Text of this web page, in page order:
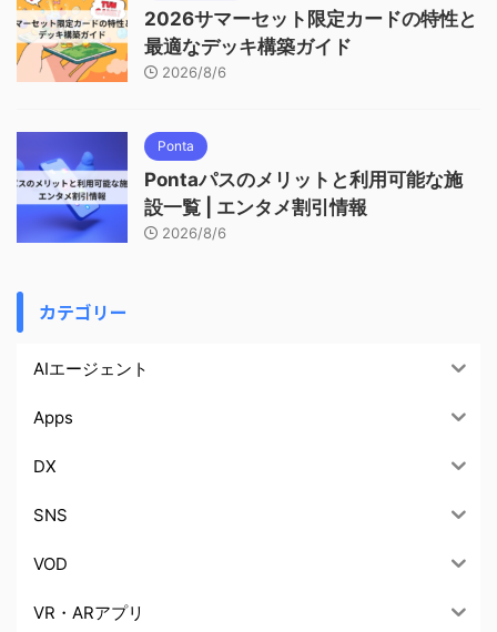
2026サマーセット限定カードの特性と
最適なデッキ構築ガイド
2026/8/6
Ponta
Pontaパスのメリットと利用可能な施
設一覧 | エンタメ割引情報
2026/8/6
カテゴリー
AIエージェント
Apps
DX
SNS
VOD
VR・ARアプリ